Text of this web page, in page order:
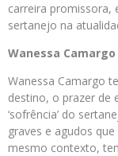
carreira promissora,
sertanejo na
Wanessa Camargo
Wanessa Camargo
destino, o prazer de
‘sofrência’ do
graves e agudos
mesmo contexto,